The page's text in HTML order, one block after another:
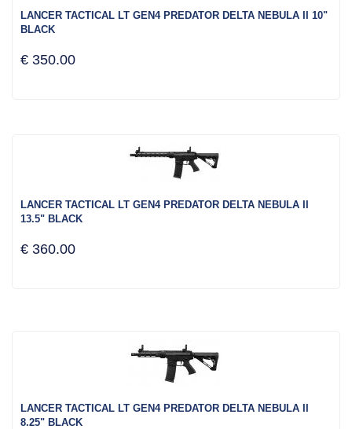
LANCER TACTICAL LT GEN4 PREDATOR DELTA NEBULA II 10"
BLACK
€ 350.00
LANCER TACTICAL LT GEN4 PREDATOR DELTA NEBULA II
13.5" BLACK
€ 360.00
LANCER TACTICAL LT GEN4 PREDATOR DELTA NEBULA II
8.25" BLACK